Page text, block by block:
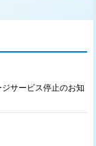
サービス停止のお知